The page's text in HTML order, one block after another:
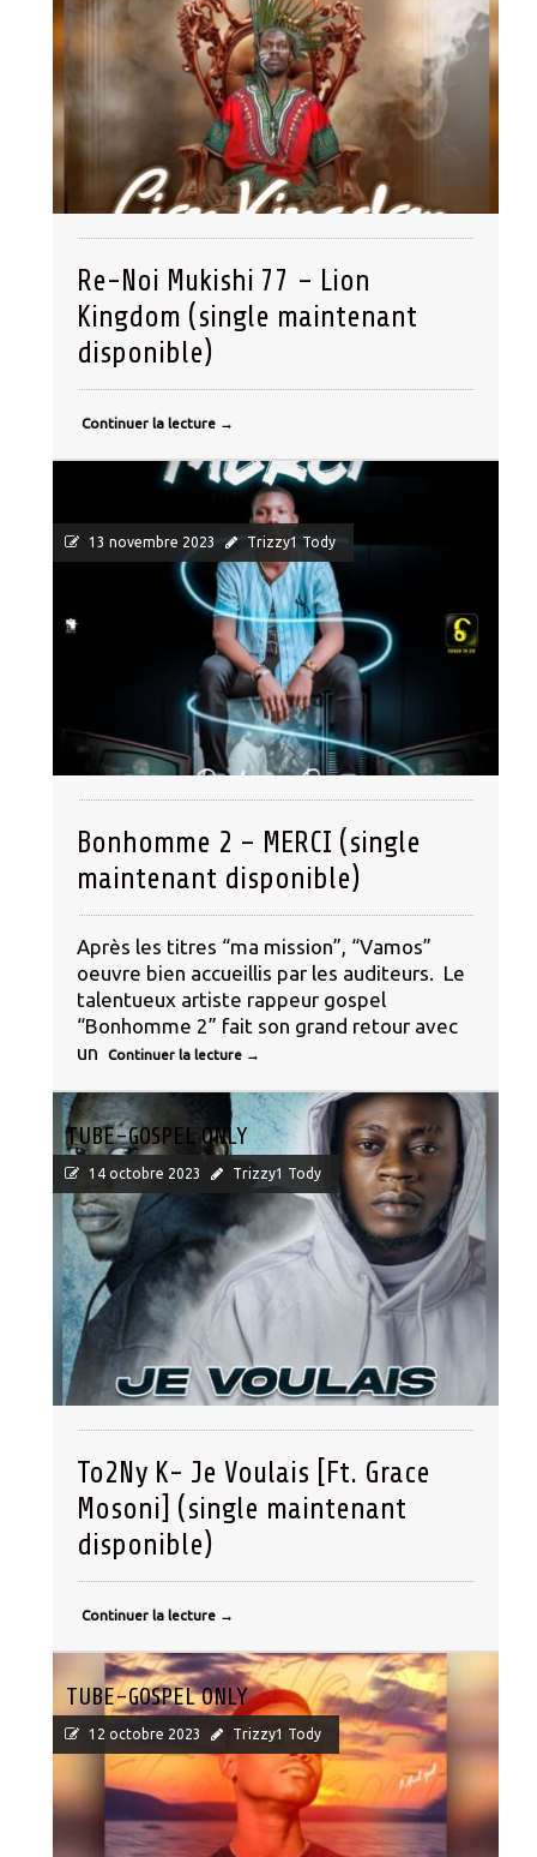
Re-Noi Mukishi 77 – Lion
Kingdom (single maintenant
disponible)
Continuer la lecture →
13 novembre 2023 Trizzy1 Tody
Bonhomme 2 – MERCI (single
maintenant disponible)
Après les titres “ma mission”, “Vamos”
oeuvre bien accueillis par les auditeurs. Le
talentueux artiste rappeur gospel
“Bonhomme 2” fait son grand retour avec
un
Continuer la lecture →
TUBE-GOSPEL ONLY
14 octobre 2023 Trizzy1 Tody
To2Ny K- Je Voulais [Ft. Grace
Mosoni] (single maintenant
disponible)
Continuer la lecture →
TUBE-GOSPEL ONLY
12 octobre 2023 Trizzy1 Tody